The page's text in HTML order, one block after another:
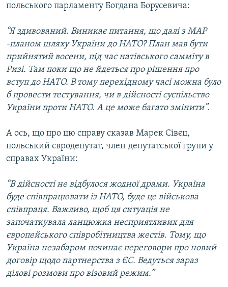
польського парламенту Богдана Борусевича:
“Я здивований. Виникає питання, що далі з МАР
-планом шляху України до НАТО? План мав бути
прийнятий восени, під час натівського самміту в
Ризі. Там поки що не йдеться про рішення про
вступ до НАТО. В тому перехідному часі можна було
б провести тестування, чи в дійсності суспільство
України проти НАТО. А це може багато змінити”.
А ось, що про цю справу сказав Марек Сівєц,
польський євродепутат, член депутатської групи у
справах України:
“В дійсності не відбулося жодної драми. Україна
буде співпрацювати із НАТО, буде це військова
співпраця. Важливо, щоб ця ситуація не
започаткувала ланцюжка несприятливих для
європейського співробітництва жестів. Тому, що
Україна незабаром починає переговори про новий
договір щодо партнерства з ЄС. Ведуться зараз
ділові розмови про візовий режим.”